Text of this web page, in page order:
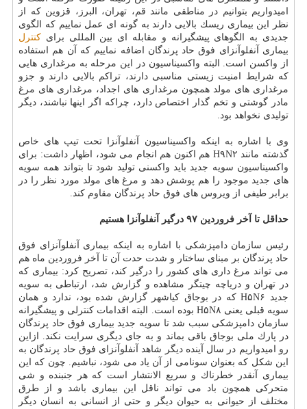
امیدواریم بتوانیم در مناطقی مانند قم، تهران، البرز، قزوین كه از
نظر این بیماری ریسك بالایی دارند به گونه ای عمل نماییم كه الگوی
جدیدی به الگوهای پیشگیرانه و مقابله ای بین المللی برای كنترل
بیماری آنفلوآنزای فوق حاد پرندگان اضافه نماییم كه آن هم استفاده
از واكسن است. البته واكسیناسیون در این مرحله به مرغداری هایی
كه شرایط امنیت زیستی مناسبی دارند، تراكم بالایی دارند و جزو
مرغداری های مولد همچون مرغداری های اجداد، مرغداری های مرغ
مادر گوشتی و تخم گذار اختصاص دارد، چراكه اگر اینها نباشند، دیگر
تولیدی نخواهد بود.
وی با اشاره به اینكه واكسیناسیون آنفلوآنزا تحت تیپ های خاص
گذشته مانند H۹N۲ هم اكنون هم انجام می شود، اظهار داشت: برای
واكسیناسیون سویه جدید باید واكسنی تولید شود تا بتواند همه سویه
های جدید موجود را هم پوشش دهد و مرغ های مولد مورد نظر را در
برابر طیفی از ویروس های فوق حاد پرندگان مقاوم كند.
حداقل تا آخر فروردین ۹۷ درگیر آنفلوآنزا هستیم
رئیس سازمان دامپزشكی با اشاره به اینكه بیماری آنفلوآنزای فوق
حاد پرندگان بر مبنای ساختار و شدت حدت آن تا آخر فروردین ماه هم
می تواند مرغ داری های كشور را درگیر كند، تصریح كرد: بیماری كه
در تهران و دریاچه چیتگر مشاهده و گزارش شد، ارتباطی به سویه
جدید H۵N۶ كه در بوجاق كیاشهر گزارش شده بود، ندارد و همان
سویه قبلی یعنی H۵N۸ بوده است. البته اقدامات كنترلی و پیشگیرانه
سازمان دامپزشكی سبب شد تا سویه جدید بیماری فوق حاد پرندگان
در پارك ملی بوجاق باقی بماند و به جای دیگری سرایت نكند. ازاین
رو امیدواریم در سال آینده دیگر شاهد آنفلوآنزای فوق حاد پرندگان به
این شكل كه بعنوان سونامی از آن یاد می شود، نباشیم. چون كه این
بیماری آنقدر خطرناك و سریع الانتشار است كه هر جنبنده و شی
متحركی همچون باد می تواند ناقل این بیماری باشد و از طرق
مختلف از حیوانی به حیوان دیگر و حتی از انسانی به انسان دیگر